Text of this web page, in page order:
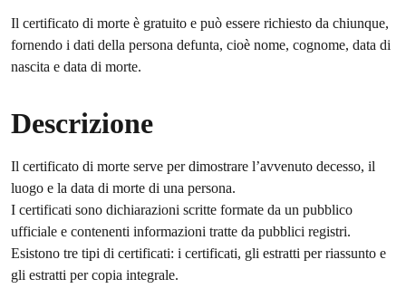
Il certificato di morte è gratuito e può essere richiesto da chiunque,
fornendo i dati della persona defunta, cioè nome, cognome, data di
nascita e data di morte.
Descrizione
Il certificato di morte serve per dimostrare l’avvenuto decesso, il
luogo e la data di morte di una persona.
I certificati sono dichiarazioni scritte formate da un pubblico
ufficiale e contenenti informazioni tratte da pubblici registri.
Esistono tre tipi di certificati: i certificati, gli estratti per riassunto e
gli estratti per copia integrale.